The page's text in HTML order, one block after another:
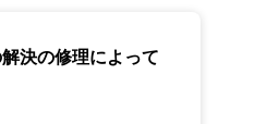
決の修理によって